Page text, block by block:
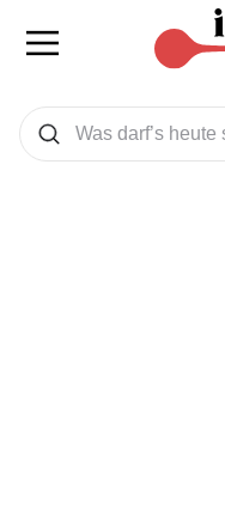
Was wollen Sie suchen
Suchen